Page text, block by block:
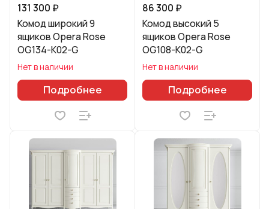
131 300 ₽
Комод широкий 9
ящиков Opera Rose
OG134-K02-G
Нет в наличии
Подробнее
86 300 ₽
Комод высокий 5
ящиков Opera Rose
OG108-K02-G
Нет в наличии
Подробнее